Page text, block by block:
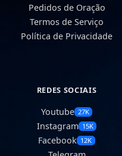
Pedidos de Oração
Termos de Serviço
Política de Privacidade
REDES SOCIAIS
Youtube 27K
Instagram 15K
Facebook 12K